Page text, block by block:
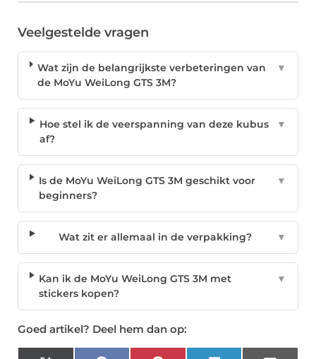
Veelgestelde vragen
Wat zijn de belangrijkste verbeteringen van
de MoYu WeiLong GTS 3M?
▼
Hoe stel ik de veerspanning van deze kubus
af?
▼
Is de MoYu WeiLong GTS 3M geschikt voor
beginners?
▼
Wat zit er allemaal in de verpakking? ▼
Kan ik de MoYu WeiLong GTS 3M met
stickers kopen?
▼
Goed artikel? Deel hem dan op: